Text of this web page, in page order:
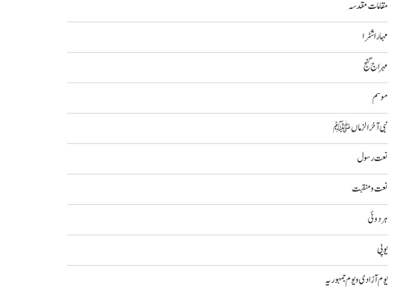
مقامات مقدسہ
مہاراشٹرا
مہراج گنج
موسم
نبی آخرالزماںﷺ
نعت رسول
نعت و منقبت
ہردوئی
یوپی
یوم آزادی و یوم جمہوریہ